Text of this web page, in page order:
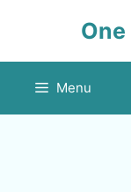
Menu